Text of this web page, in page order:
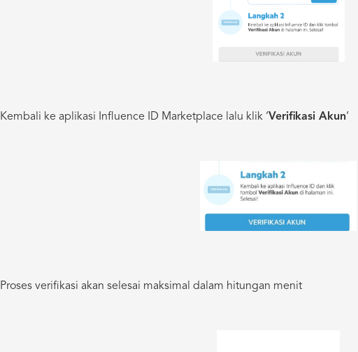
Kembali ke aplikasi Influence ID Marketplace lalu klik ‘Verifikasi Akun’
Proses verifikasi akan selesai maksimal dalam hitungan menit